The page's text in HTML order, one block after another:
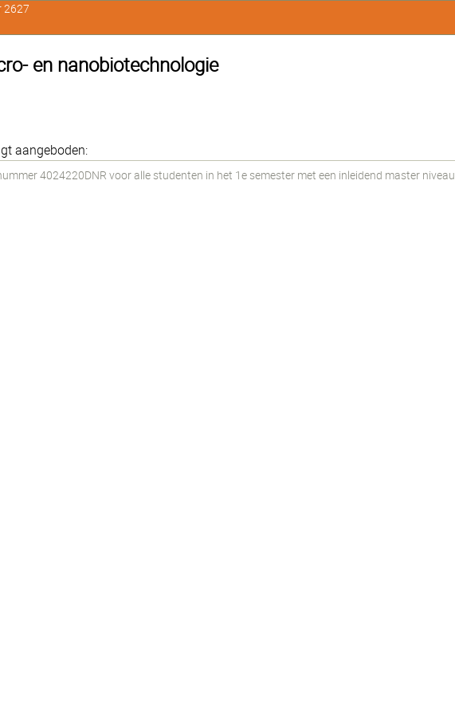
en nanobiotechnologie
aangeboden:
4024220DNR voor alle studenten in het 1e semester met een inleidend master niveau.
2627